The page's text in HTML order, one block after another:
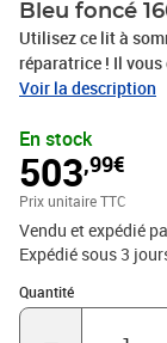
Bleu foncé
Utilisez ce lit à
réparatrice ! Il
agréable. Velours
ont une touche
distinctif, ce qui le
: la tête de lit est
de lit vous offre un
assis dans votre lit
ressorts ensachés
pour sa très haute
durabilité et
Voir la description
En stock
503,99€
Prix unitaire TTC
Vendu et expédié
Expédié sous 3
Quantité
Quantité : 1